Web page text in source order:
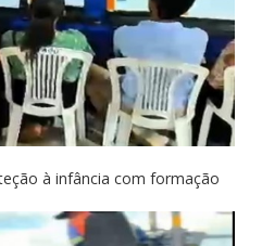
à infância com formação